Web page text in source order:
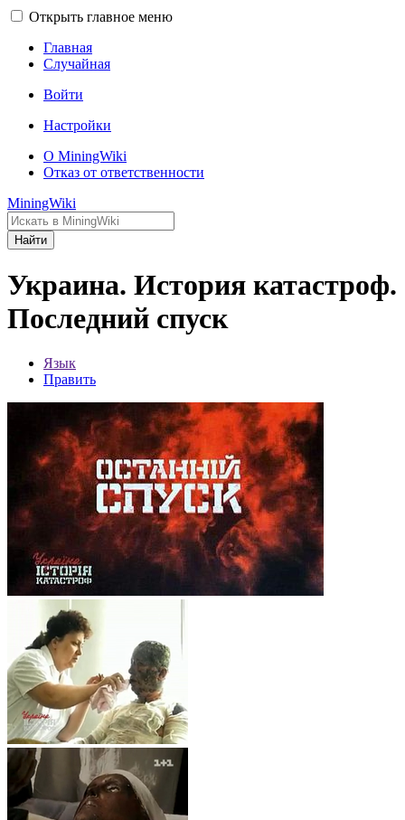
Открыть главное меню
Главная
Случайная
Войти
Настройки
О MiningWiki
Отказ от ответственности
MiningWiki
Найти
Украина. История катастроф.
Последний спуск
Язык
Править